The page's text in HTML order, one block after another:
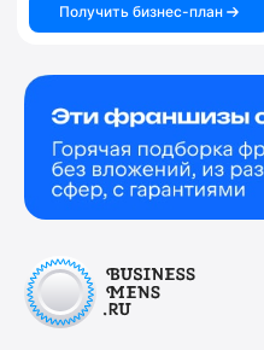
Получить бизнес-план